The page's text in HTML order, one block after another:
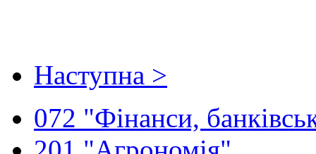
Наступна >
072 "Фінанси,